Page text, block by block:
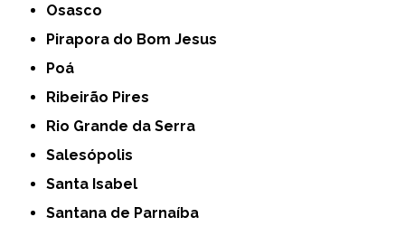
Osasco
Pirapora do Bom Jesus
Poá
Ribeirão Pires
Rio Grande da Serra
Salesópolis
Santa Isabel
Santana de Parnaíba